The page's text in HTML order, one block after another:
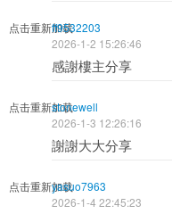
点击重新加载ff9532203
2026-1-2 15:26:46
感謝樓主分享
点击重新加载stonewell
2026-1-3 12:26:16
謝謝大大分享
点击重新加载yasuo7963
2026-1-4 22:45:23